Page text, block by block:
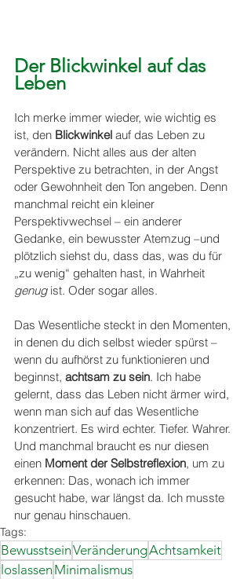
Der Blickwinkel auf das
Leben
Ich merke immer wieder, wie wichtig es
ist, den Blickwinkel auf das Leben zu
verändern. Nicht alles aus der alten
Perspektive zu betrachten, in der Angst
oder Gewohnheit den Ton angeben. Denn
manchmal reicht ein kleiner
Perspektivwechsel – ein anderer
Gedanke, ein bewusster Atemzug –und
plötzlich siehst du, dass das, was du für
„zu wenig“ gehalten hast, in Wahrheit
genug ist. Oder sogar alles.
Das Wesentliche steckt in den Momenten,
in denen du dich selbst wieder spürst –
wenn du aufhörst zu funktionieren und
beginnst, achtsam zu sein. Ich habe
gelernt, dass das Leben nicht ärmer wird,
wenn man sich auf das Wesentliche
konzentriert. Es wird echter. Tiefer. Wahrer.
Und manchmal braucht es nur diesen
einen Moment der Selbstreflexion, um zu
erkennen: Das, wonach ich immer
gesucht habe, war längst da. Ich musste
nur genau hinschauen.
Tags:
BewusstseinVeränderungAchtsamkeit
loslassenMinimalismus